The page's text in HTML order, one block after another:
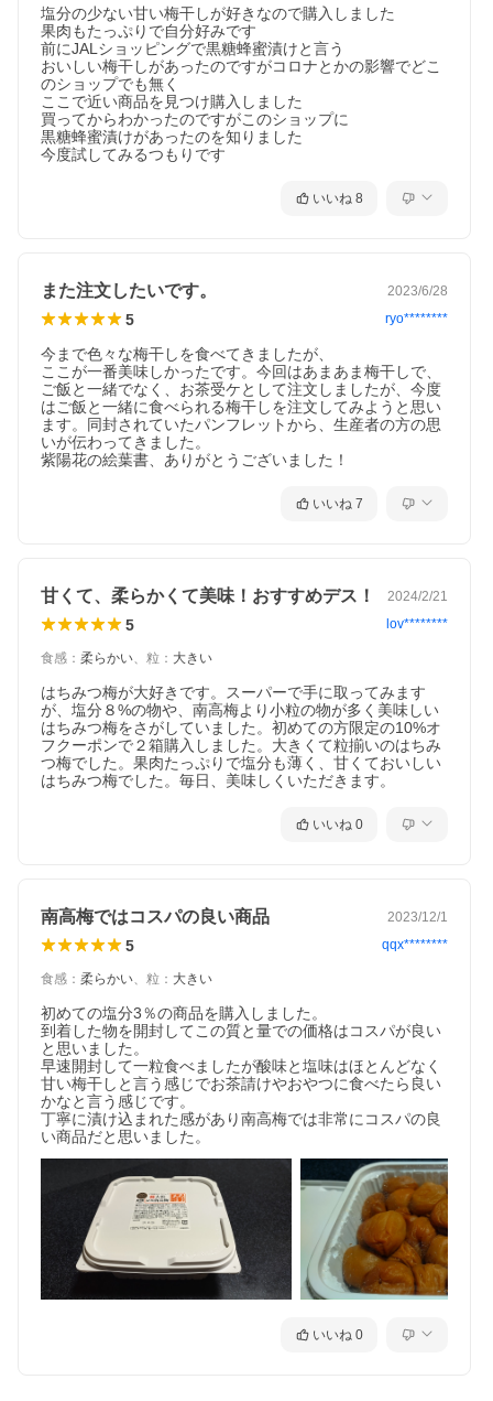
塩分の少ない甘い梅干しが好きなので購入しました
果肉もたっぷりで自分好みです
前にJALショッピングで黒糖蜂蜜漬けと言う
おいしい梅干しがあったのですがコロナとかの影響でどこ
のショップでも無く
ここで近い商品を見つけ購入しました
買ってからわかったのですがこのショップに
黒糖蜂蜜漬けがあったのを知りました
今度試してみるつもりです
いいね 8
また注文したいです。 2023/6/28
5 ryo********
今まで色々な梅干しを食べてきましたが、
ここが一番美味しかったです。今回はあまあま梅干しで、
ご飯と一緒でなく、お茶受ケとして注文しましたが、今度
はご飯と一緒に食べられる梅干しを注文してみようと思い
ます。同封されていたパンフレットから、生産者の方の思
いが伝わってきました。
紫陽花の絵葉書、ありがとうございました！
いいね 7
甘くて、柔らかくて美味！おすすめデス！ 2024/2/21
5 lov********
食感 ： 柔らかい、 粒 ： 大きい
はちみつ梅が大好きです。スーパーで手に取ってみます
が、塩分８%の物や、南高梅より小粒の物が多く美味しい
はちみつ梅をさがしていました。初めての方限定の10%オ
フクーポンで２箱購入しました。大きくて粒揃いのはちみ
つ梅でした。果肉たっぷりで塩分も薄く、甘くておいしい
はちみつ梅でした。毎日、美味しくいただきます。
いいね 0
南高梅ではコスパの良い商品 2023/12/1
5 qqx********
食感 ： 柔らかい、 粒 ： 大きい
初めての塩分3％の商品を購入しました。
到着した物を開封してこの質と量での価格はコスパが良い
と思いました。
早速開封して一粒食べましたが酸味と塩味はほとんどなく
甘い梅干しと言う感じでお茶請けやおやつに食べたら良い
かなと言う感じです。
丁寧に漬け込まれた感があり南高梅では非常にコスパの良
いいね 0